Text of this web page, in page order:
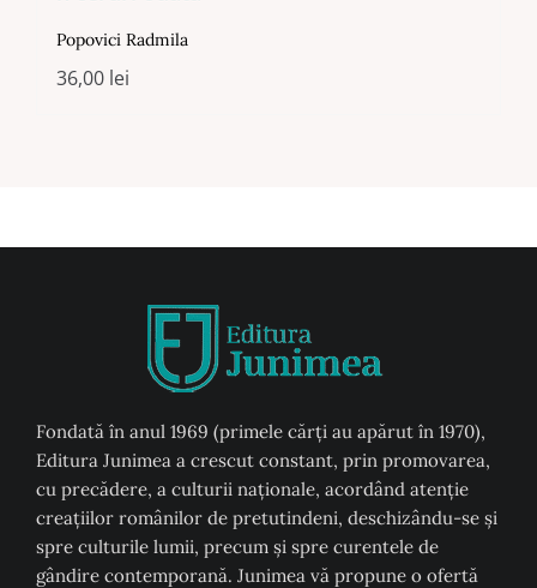
Popovici Radmila
36,00 lei
Fondată în anul 1969 (primele cărți au apărut în 1970),
Editura Junimea a crescut constant, prin promovarea,
cu precădere, a culturii naţionale, acordând atenţie
creaţiilor românilor de pretutindeni, deschizându-se şi
spre culturile lumii, precum şi spre curentele de
gândire contemporană. Junimea vă propune o ofertă